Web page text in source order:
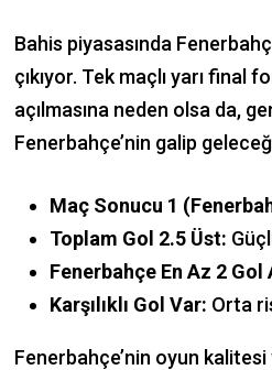
Bahis piyasasında
çıkıyor. Tek maçlı yarı final
açılmasına neden olsa da,
Fenerbahçe’nin galip
Maç Sonucu 1
Toplam Gol 2.5 Üst:
Fenerbahçe En Az 2 Gol
Karşılıklı Gol Var: Orta
Fenerbahçe’nin oyun